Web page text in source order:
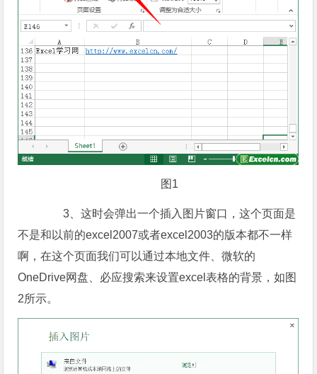
图1
3、这时会弹出一个插入图片窗口，这个页面是
不是和以前的excel2007或者excel2003的版本都不一样
啊，在这个页面我们可以通过本地文件、微软的
OneDrive网盘、必应搜索来设置excel表格的背景，如图
2所示。